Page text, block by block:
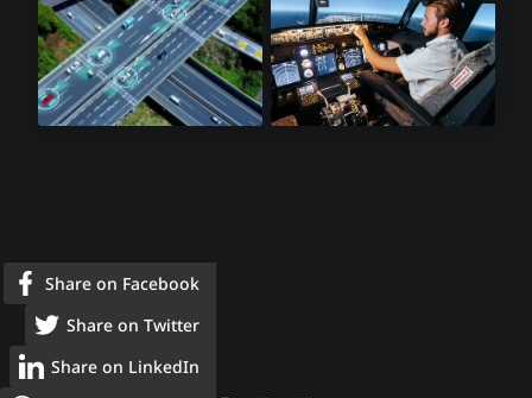
Share on Facebook
Share on Twitter
Share on LinkedIn